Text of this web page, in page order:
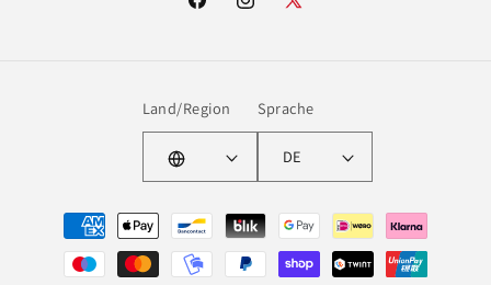
FacebookInstagram
X
Land/Region Sprache
DE
Zahlungsmethoden